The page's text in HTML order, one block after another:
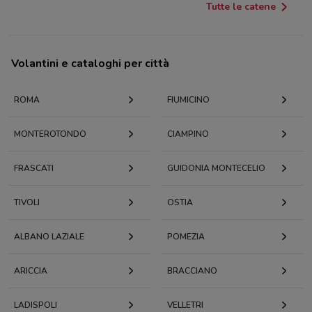
Tutte le catene
Volantini e cataloghi per città
ROMA FIUMICINO
MONTEROTONDO CIAMPINO
FRASCATI GUIDONIA MONTECELIO
TIVOLI OSTIA
ALBANO LAZIALE POMEZIA
ARICCIA BRACCIANO
LADISPOLI VELLETRI